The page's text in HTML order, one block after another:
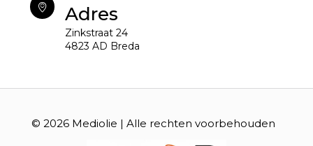
Adres
Zinkstraat 24
4823 AD Breda
© 2026 Mediolie | Alle rechten voorbehouden